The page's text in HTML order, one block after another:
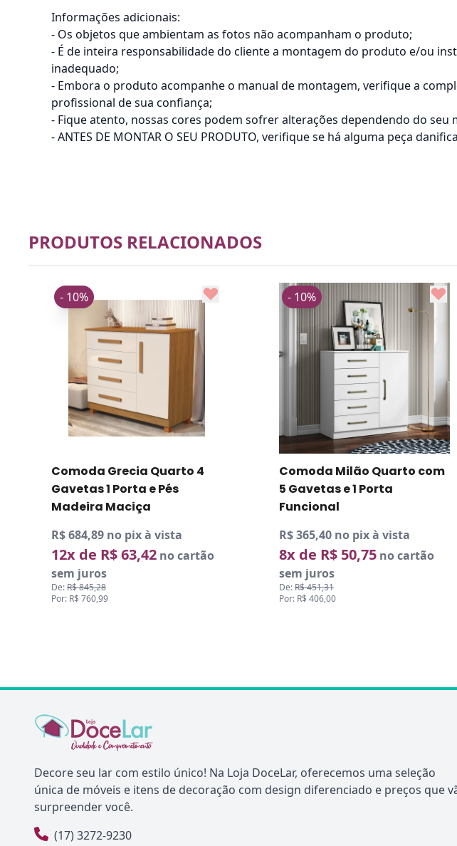
Informações adicionais:
- Os objetos que ambientam as fotos não acompanham o produto;
- É de inteira responsabilidade do cliente a montagem do produto e/ou
inadequado;
- Embora o produto acompanhe o manual de montagem, verifique a
profissional de sua confiança;
- Fique atento, nossas cores podem sofrer alterações dependendo do seu
- ANTES DE MONTAR O SEU PRODUTO, verifique se há alguma peça
PRODUTOS RELACIONADOS
Comoda Grecia Quarto 4
Gavetas 1 Porta e Pés
Madeira Maciça
R$ 684,89 no pix à vista
12x de R$ 63,42 no cartão
sem juros
De:R$ 845,28
Por: R$ 760,99
- 10%
Comoda Milão Quarto com
5 Gavetas e 1 Porta
Funcional
R$ 365,40 no pix à vista
8x de R$ 50,75 no cartão
sem juros
De:R$ 451,31
Por: R$ 406,00
- 10%
Decore seu lar com estilo único! Na Loja DoceLar, oferecemos uma seleção
única de móveis e itens de decoração com design diferenciado e preços que
surpreender você.
(17) 3272-9230